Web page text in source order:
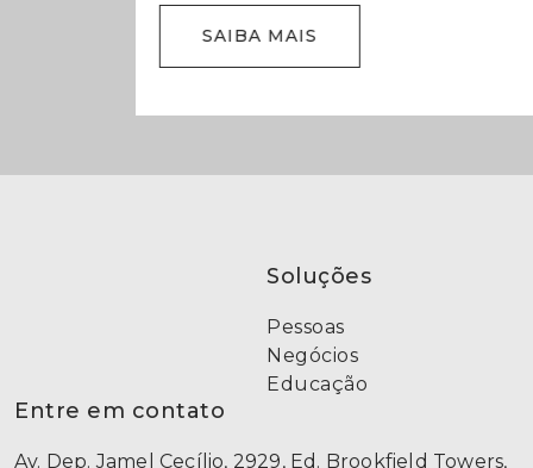
SAIBA MAIS
Soluções
Pessoas
Negócios
Educação
Entre em contato
Av. Dep. Jamel Cecílio, 2929, Ed. Brookfield Towers,